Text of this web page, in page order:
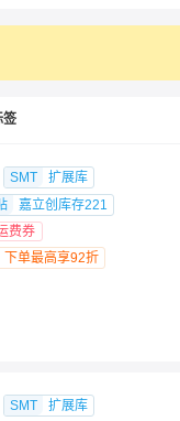
签
SMT
扩展库
嘉立创库存221
费券
下单最高享92折
SMT
扩展库